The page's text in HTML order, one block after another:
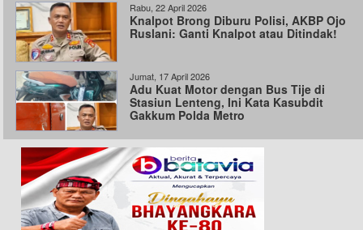
Rabu, 22 April 2026
Knalpot Brong Diburu Polisi, AKBP Ojo
Ruslani: Ganti Knalpot atau Ditindak!
Jumat, 17 April 2026
Adu Kuat Motor dengan Bus Tije di
Stasiun Lenteng, Ini Kata Kasubdit
Gakkum Polda Metro